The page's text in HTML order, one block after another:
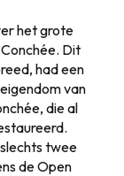
het grote
Dit
had een
van
die al
twee
de Open